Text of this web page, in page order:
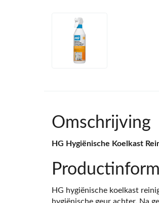
Omschrijving
HG Hygiënische Koelkast
HG hygiënische koelkast